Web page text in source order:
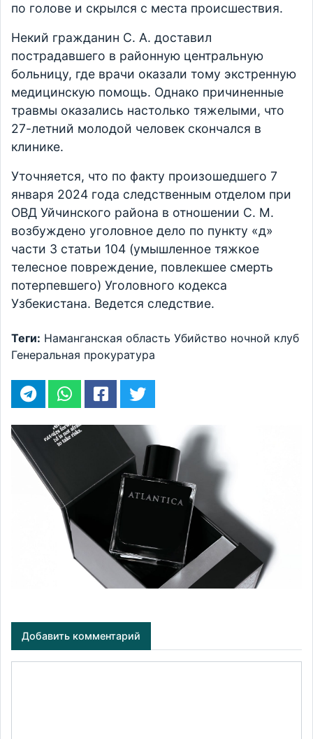
по голове и скрылся с места происшествия.
Некий гражданин С. А. доставил
пострадавшего в районную центральную
больницу, где врачи оказали тому экстренную
медицинскую помощь. Однако причиненные
травмы оказались настолько тяжелыми, что
27-летний молодой человек скончался в
клинике.
Уточняется, что по факту произошедшего 7
января 2024 года следственным отделом при
ОВД Уйчинского района в отношении С. М.
возбуждено уголовное дело по пункту «д»
части 3 статьи 104 (умышленное тяжкое
телесное повреждение, повлекшее смерть
потерпевшего) Уголовного кодекса
Узбекистана. Ведется следствие.
Теги: Наманганская область Убийство ночной клуб
Генеральная прокуратура
Добавить комментарий